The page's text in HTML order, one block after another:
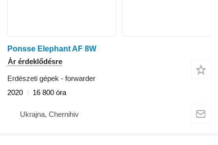
Ponsse Elephant AF 8W
Ár érdeklődésre
Erdészeti gépek - forwarder
2020
16 800 óra
Ukrajna, Chernihiv